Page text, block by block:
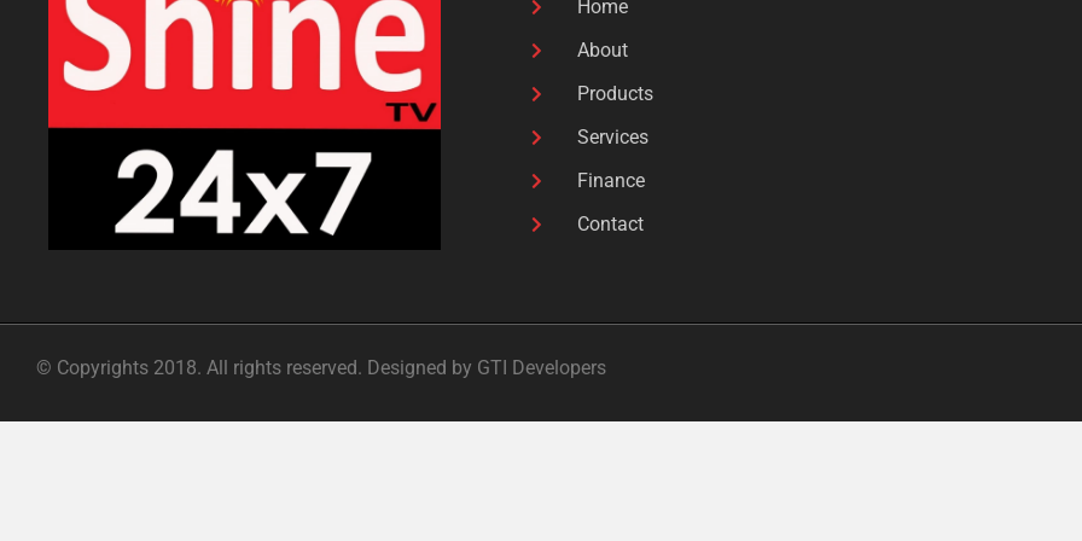
Home
About
Products
Services
Finance
Contact
© Copyrights 2018. All rights reserved. Designed by GTI Developers